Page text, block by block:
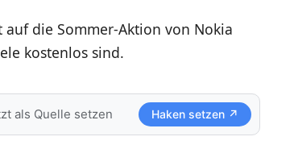
die Sommer-Aktion von Nokia
kostenlos sind.
als Quelle setzen Haken setzen ↗